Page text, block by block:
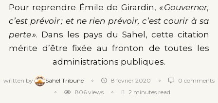
Pour reprendre Émile de Girardin, « Gouverner,
c’est prévoir ; et ne rien prévoir, c’est courir à sa
perte ». Dans les pays du Sahel, cette citation
mérite d’être fixée au fronton de toutes les
administrations publiques.
written by Sahel Tribune 8 février 2020
0 comments
806views 2 minutes read